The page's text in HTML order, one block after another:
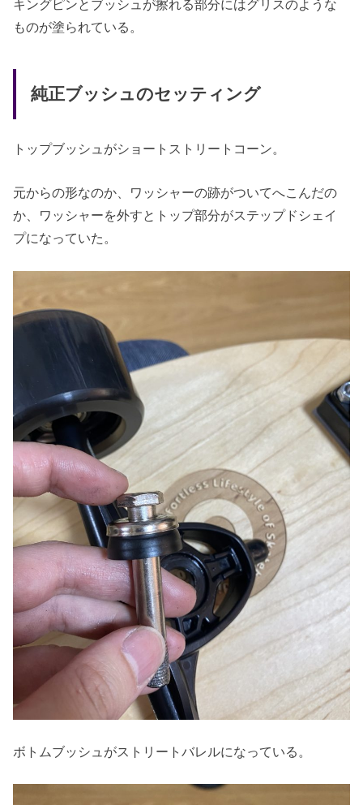
キングピンとブッシュが擦れる部分にはグリスのような
ものが塗られている。
純正ブッシュのセッティング
トップブッシュがショートストリートコーン。
元からの形なのか、ワッシャーの跡がついてへこんだの
か、ワッシャーを外すとトップ部分がステップドシェイ
プになっていた。
ボトムブッシュがストリートバレルになっている。